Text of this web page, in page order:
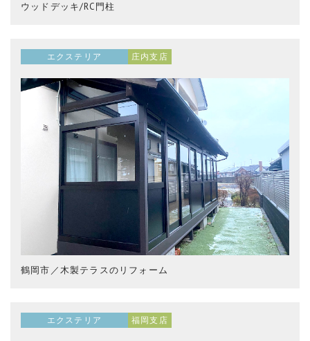
ウッドデッキ/RC門柱
エクステリア 庄内支店
鶴岡市／木製テラスのリフォーム
エクステリア 福岡支店